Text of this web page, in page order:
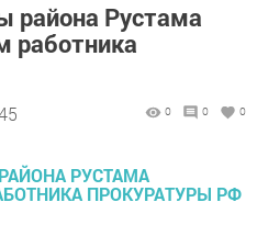
района Рустама
работника
0 0 0